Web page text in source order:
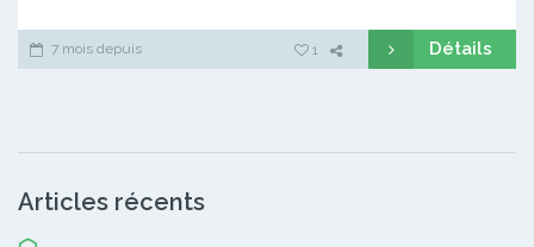
7 mois depuis 1 Détails
Articles récents